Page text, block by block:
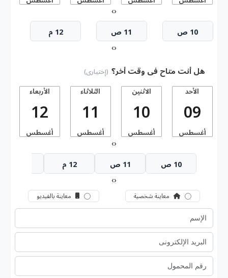
‹
›
10 ص 11 ص 12 م
‹
›
هل أنت متاح فى وقت أخر؟ (إختيارى)
الأحد
09
أغسطس
الاثنين
10
أغسطس
الثلاثاء
11
أغسطس
الأربعاء
12
أغسطس
‹
›
10 ص 11 ص 12 م
‹
›
معاينة شخصية معاينة بالفيديو